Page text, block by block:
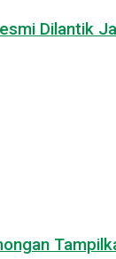
Dilantik